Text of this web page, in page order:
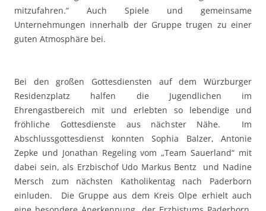
mitzufahren.“ Auch Spiele und gemeinsame
Unternehmungen innerhalb der Gruppe trugen zu einer
guten Atmosphäre bei.
Bei den großen Gottesdiensten auf dem Würzburger
Residenzplatz halfen die Jugendlichen im
Ehrengastbereich mit und erlebten so lebendige und
fröhliche Gottesdienste aus nächster Nähe. Im
Abschlussgottesdienst konnten Sophia Balzer, Antonie
Zepke und Jonathan Regeling vom „Team Sauerland“ mit
dabei sein, als Erzbischof Udo Markus Bentz und Nadine
Mersch zum nächsten Katholikentag nach Paderborn
einluden. Die Gruppe aus dem Kreis Olpe erhielt auch